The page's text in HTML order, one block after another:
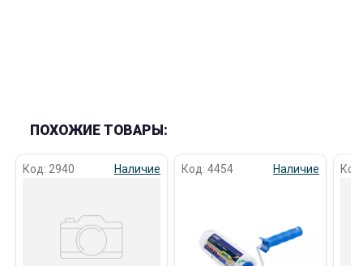
ПОХОЖИЕ ТОВАРЫ:
Код: 2940 Наличие Код: 4454 Наличие